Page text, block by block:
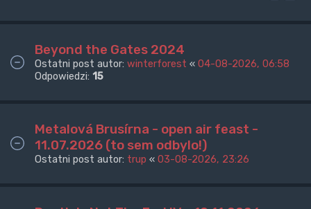
Beyond the Gates 2024
Ostatni post autor: winterforest « 04-08-2026, 06:58
Odpowiedzi: 15
Metalová Brusírna - open air feast -
11.07.2026 (to sem odbylo!)
Ostatni post autor: trup « 03-08-2026, 23:26